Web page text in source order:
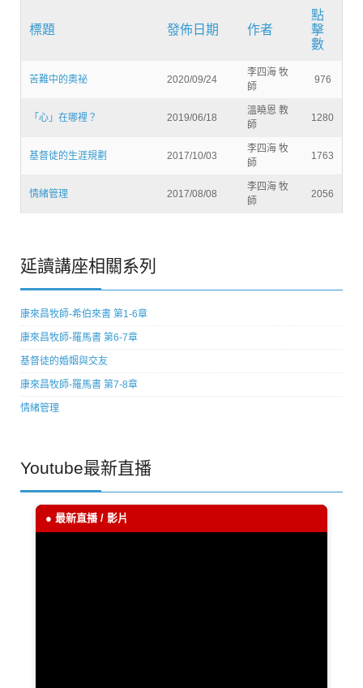
標題 發佈日期 作者
點
擊
數
苦難中的奧祕 2020/09/24
李四海 牧
師
976
「心」在哪裡？ 2019/06/18
溫曉恩 教
師
1280
基督徒的生涯規劃 2017/10/03
李四海 牧
師
1763
情緒管理 2017/08/08
李四海 牧
師
2056
延讀講座相關系列
康來昌牧師-希伯來書 第1-6章
康來昌牧師-羅馬書 第6-7章
基督徒的婚姻與交友
康來昌牧師-羅馬書 第7-8章
情緒管理
Youtube最新直播
● 最新直播 / 影片